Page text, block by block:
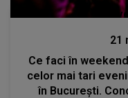
21
Ce faci în
celor mai tari
în București.